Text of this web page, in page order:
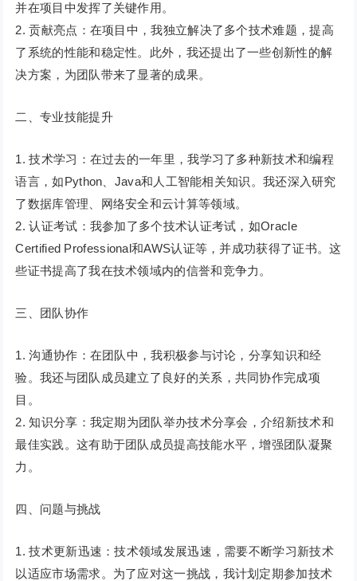
并在项目中发挥了关键作用。
2. 贡献亮点：在项目中，我独立解决了多个技术难题，提高
了系统的性能和稳定性。此外，我还提出了一些创新性的解
决方案，为团队带来了显著的成果。
二、专业技能提升
1. 技术学习：在过去的一年里，我学习了多种新技术和编程
语言，如Python、Java和人工智能相关知识。我还深入研究
了数据库管理、网络安全和云计算等领域。
2. 认证考试：我参加了多个技术认证考试，如Oracle
Certified Professional和AWS认证等，并成功获得了证书。这
些证书提高了我在技术领域内的信誉和竞争力。
三、团队协作
1. 沟通协作：在团队中，我积极参与讨论，分享知识和经
验。我还与团队成员建立了良好的关系，共同协作完成项
目。
2. 知识分享：我定期为团队举办技术分享会，介绍新技术和
最佳实践。这有助于团队成员提高技能水平，增强团队凝聚
力。
四、问题与挑战
1. 技术更新迅速：技术领域发展迅速，需要不断学习新技术
以适应市场需求。为了应对这一挑战，我计划定期参加技术